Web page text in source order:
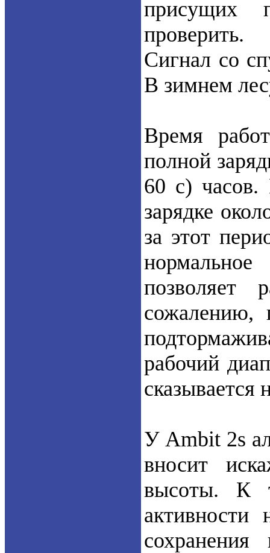
присущих
проверить.
Сигнал со
В зимнем
Время
полной
60 с) часов.
зарядке
за этот
сожалению,
рабочий
сказывается
У Ambit 2s
вносит
высоты. К
активности